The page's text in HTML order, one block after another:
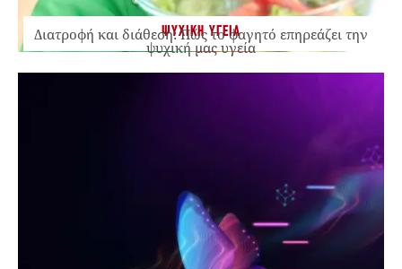
ΨΥΧΙΚΗ ΥΓΕΙΑ
Διατροφή και διάθεση: Πώς το φαγητό επηρεάζει την
ψυχική μας υγεία